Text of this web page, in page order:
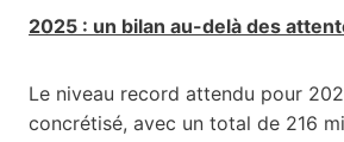
2025 : un bilan au-delà des
Le niveau record attendu pour
concrétisé, avec un total de 216